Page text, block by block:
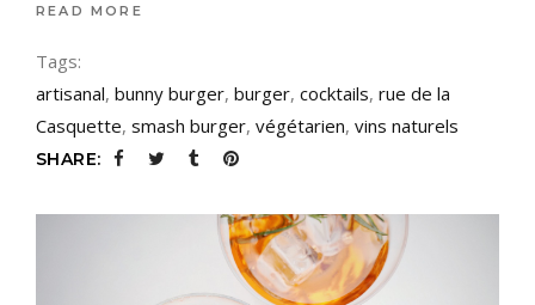
READ MORE
Tags:
artisanal, bunny burger, burger, cocktails, rue de la
Casquette, smash burger, végétarien, vins naturels
SHARE: